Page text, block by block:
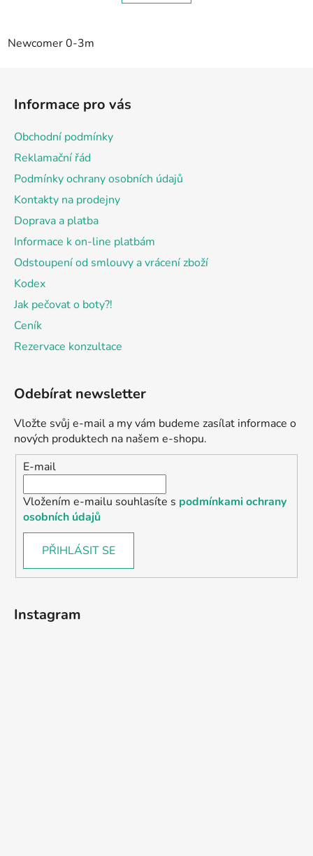
Newcomer 0-3m
Informace pro vás
Obchodní podmínky
Reklamační řád
Podmínky ochrany osobních údajů
Kontakty na prodejny
Doprava a platba
Informace k on-line platbám
Odstoupení od smlouvy a vrácení zboží
Kodex
Jak pečovat o boty?!
Ceník
Rezervace konzultace
Odebírat newsletter
Vložte svůj e-mail a my vám budeme zasílat informace o
nových produktech na našem e-shopu.
E-mail
Vložením e-mailu souhlasíte s podmínkami ochrany
osobních údajů
PŘIHLÁSIT SE
Instagram